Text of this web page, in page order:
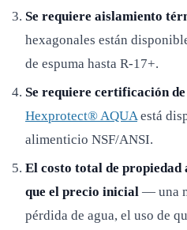
Se requiere aislamiento
hexagonales están
de espuma hasta R-17+.
Se requiere certificación
Hexprotect® AQUAestá
alimenticio NSF/ANSI.
El costo total de
que el precio inicial — una
pérdida de agua, el uso de